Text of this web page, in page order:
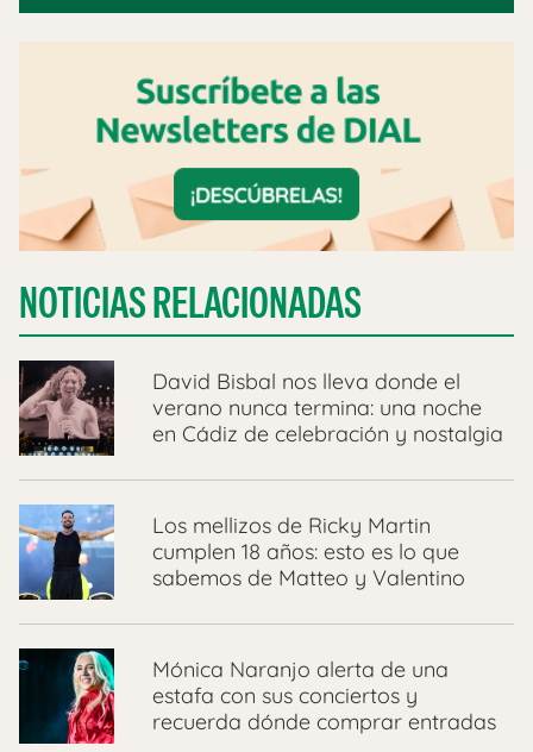
NOTICIAS RELACIONADAS
David Bisbal nos lleva donde el
verano nunca termina: una noche
en Cádiz de celebración y nostalgia
Los mellizos de Ricky Martin
cumplen 18 años: esto es lo que
sabemos de Matteo y Valentino
Mónica Naranjo alerta de una
estafa con sus conciertos y
recuerda dónde comprar entradas